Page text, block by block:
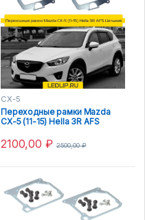
CX-5
Переходные рамки Mazda
CX-5 (11-15) Hella 3R AFS
2100,00 ₽ 2500,00₽